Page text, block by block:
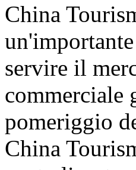
China
servire il
commerciale
pomeriggio
China